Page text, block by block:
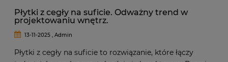
Płytki z cegły na suficie. Odważny trend w
projektowaniu wnętrz.
13-11-2025 , Admin
Płytki z cegły na suficie to rozwiązanie, które łączy